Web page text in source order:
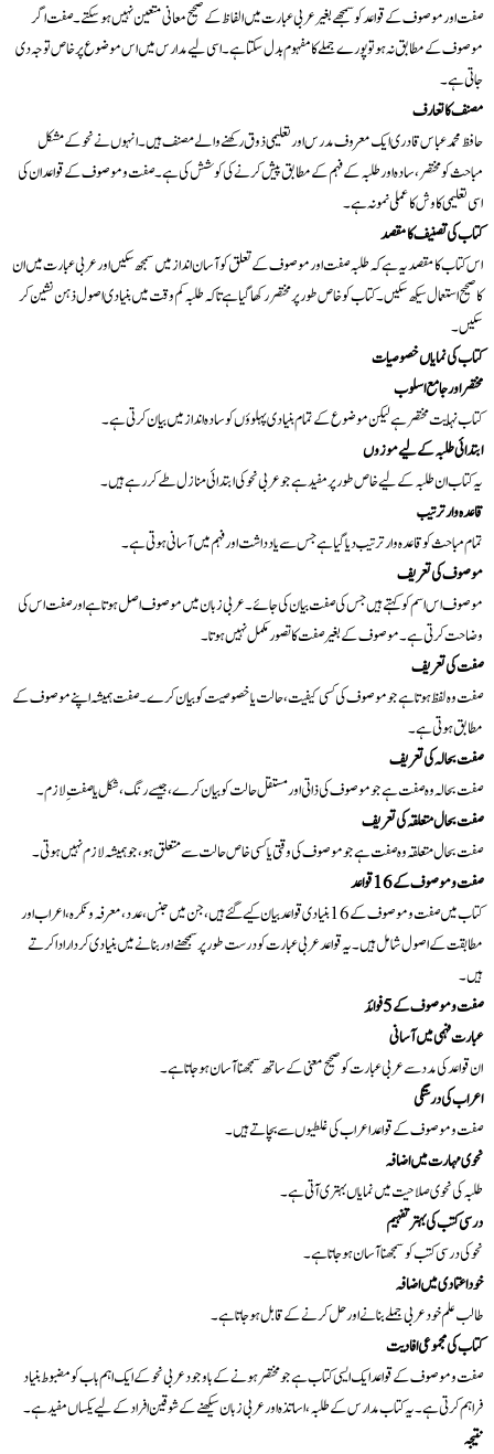
صفت اور موصوف کے قواعد کو سمجھے بغیر عربی عبارت میں الفاظ کے صحیح معانی متعین نہیں ہو سکتے۔ صفت اگر
موصوف کے مطابق نہ ہو تو پورے جملے کا مفہوم بدل سکتا ہے۔ اسی لیے مدارس میں اس موضوع پر خاص توجہ دی
جاتی ہے۔
مصنف کا تعارف
حافظ محمد عباس قادری ایک معروف مدرس اور تعلیمی ذوق رکھنے والے مصنف ہیں۔ انہوں نے نحو کے مشکل
مباحث کو مختصر، سادہ اور طلبہ کے فہم کے مطابق پیش کرنے کی کوشش کی ہے۔ صفت و موصوف کے قواعد ان کی
اسی تعلیمی کاوش کا عملی نمونہ ہے۔
کتاب کی تصنیف کا مقصد
اس کتاب کا مقصد یہ ہے کہ طلبہ صفت اور موصوف کے تعلق کو آسان انداز میں سمجھ سکیں اور عربی عبارت میں ان
کا صحیح استعمال سیکھ سکیں۔ کتاب کو خاص طور پر مختصر رکھا گیا ہے تاکہ طلبہ کم وقت میں بنیادی اصول ذہن نشین کر
سکیں۔
کتاب کی نمایاں خصوصیات
مختصر اور جامع اسلوب
کتاب نہایت مختصر ہے لیکن موضوع کے تمام بنیادی پہلوؤں کو سادہ انداز میں بیان کرتی ہے۔
ابتدائی طلبہ کے لیے موزوں
یہ کتاب ان طلبہ کے لیے خاص طور پر مفید ہے جو عربی نحو کی ابتدائی منازل طے کر رہے ہیں۔
قاعدہ وار ترتیب
تمام مباحث کو قاعدہ وار ترتیب دیا گیا ہے جس سے یادداشت اور فہم میں آسانی ہوتی ہے۔
موصوف کی تعریف
موصوف اس اسم کو کہتے ہیں جس کی صفت بیان کی جائے۔ عربی زبان میں موصوف اصل ہوتا ہے اور صفت اس کی
وضاحت کرتی ہے۔ موصوف کے بغیر صفت کا تصور مکمل نہیں ہوتا۔
صفت کی تعریف
صفت وہ لفظ ہوتا ہے جو موصوف کی کسی کیفیت، حالت یا خصوصیت کو بیان کرے۔ صفت ہمیشہ اپنے موصوف کے
مطابق ہوتی ہے۔
صفت بحالہ کی تعریف
صفت بحالہ وہ صفت ہے جو موصوف کی ذاتی اور مستقل حالت کو بیان کرے، جیسے رنگ، شکل یا صفتِ لازم۔
صفت بحال متعلقہ کی تعریف
صفت بحال متعلقہ وہ صفت ہے جو موصوف کی وقتی یا کسی خاص حالت سے متعلق ہو، جو ہمیشہ لازم نہیں ہوتی۔
صفت و موصوف کے 16 قواعد
کتاب میں صفت و موصوف کے 16 بنیادی قواعد بیان کیے گئے ہیں، جن میں جنس، عدد، معرفہ و نکرہ، اعراب اور
مطابقت کے اصول شامل ہیں۔ یہ قواعد عربی عبارت کو درست طور پر سمجھنے اور بنانے میں بنیادی کردار ادا کرتے
ہیں۔
صفت و موصوف کے 5 فوائد
عبارت فہمی میں آسانی
ان قواعد کی مدد سے عربی عبارت کو صحیح معنی کے ساتھ سمجھنا آسان ہو جاتا ہے۔
اعراب کی درستگی
صفت و موصوف کے قواعد اعراب کی غلطیوں سے بچاتے ہیں۔
نحوی مہارت میں اضافہ
طلبہ کی نحوی صلاحیت میں نمایاں بہتری آتی ہے۔
درسی کتب کی بہتر تفہیم
نحو کی درسی کتب کو سمجھنا آسان ہو جاتا ہے۔
خود اعتمادی میں اضافہ
طالب علم خود عربی جملے بنانے اور حل کرنے کے قابل ہو جاتا ہے۔
کتاب کی مجموعی افادیت
صفت و موصوف کے قواعد ایک ایسی کتاب ہے جو مختصر ہونے کے باوجود عربی نحو کے ایک اہم باب کو مضبوط بنیاد
فراہم کرتی ہے۔ یہ کتاب مدارس کے طلبہ، اساتذہ اور عربی زبان سیکھنے کے شوقین افراد کے لیے یکساں مفید ہے۔
نتیجہ